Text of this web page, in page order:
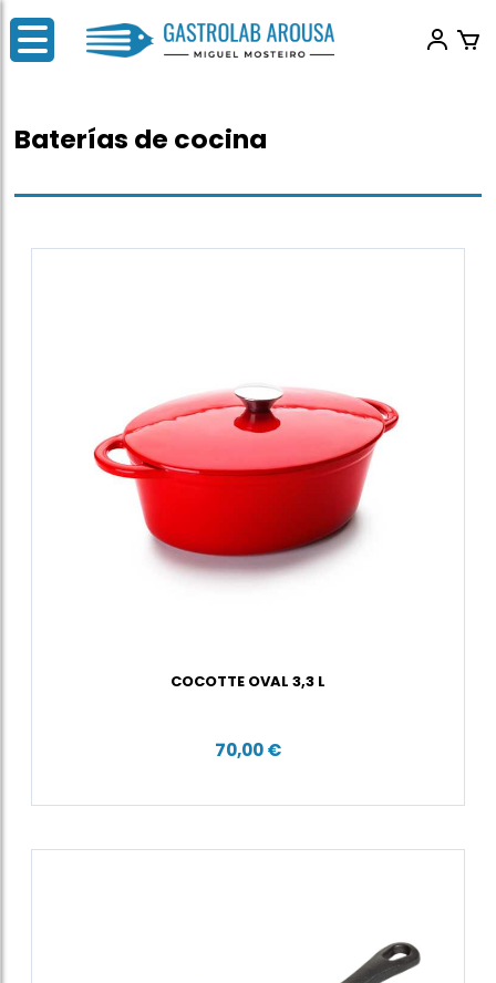
Baterías de cocina
COCOTTE OVAL 3,3 L
70,00 €